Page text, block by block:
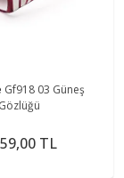
Gf918 03 Güneş
Gözlüğü
TL